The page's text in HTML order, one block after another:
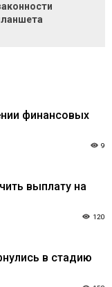
финансовых
9
выплату на
120
в стадию